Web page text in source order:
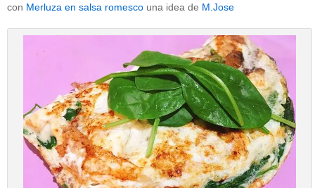
con Merluza en salsa romesco una idea de M.Jose